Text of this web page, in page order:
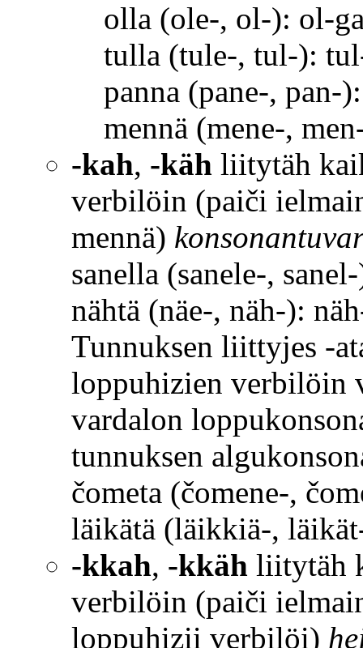
olla (ole-, ol-): ol-
tulla (tule-, tul-):
panna (pane-, pan-
mennä (mene-,
-kah, -käh liitytäh
verbilöin (paiči
mennä)
sanella (sanele-,
nähtä (näe-, näh-):
Tunnuksen liittyjes -
loppuhizien verbilöin
vardalon
tunnuksen
čometa (čomene-,
läikätä (läikkiä-,
-kkah, -kkäh liitytäh
verbilöin (paiči
loppuhizii verbilöi)